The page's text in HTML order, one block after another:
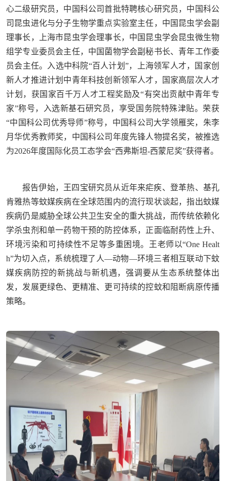
心二级研究员，中国科公司首批特聘核心研究员，中国科公
司昆虫进化与分子生物学重点实验室主任，中国昆虫学会副
理事长，上海市昆虫学会理事长，中国昆虫学会昆虫微生物
组学专业委员会主任，中国菌物学会副秘书长、青年工作委
员会主任。入选中科院“百人计划”，上海领军人才，国家创
新人才推进计划中青年科技创新领军人才，国家高层次人才
计划，获国家百千万人才工程奖励及“有突出贡献中青年专
家”称号，入选新基石研究员，享受国务院特殊津贴。荣获
“中国科公司优秀导师”称号，中国科公司大学领雁奖，朱李
月华优秀教师奖，中国科公司年度先锋人物提名奖，被推选
为2026年度国际化员工态学会“西弗斯坦-西蒙尼奖”获得者。
报告伊始，王四宝研究员从近年来疟疾、登革热、基孔
肯雅热等蚊媒疾病在全球范围内的流行现状谈起，指出蚊媒
疾病仍是威胁全球公共卫生安全的重大挑战，而传统依赖化
学杀虫剂和单一药物干预的防控体系，正面临耐药性上升、
环境污染和可持续性不足等多重困境。王老师以“One Healt
h”为切入点，系统梳理了人—动物—环境三者相互联动下蚊
媒疾病防控的新挑战与新机遇，强调要从生态系统整体出
发，发展更绿色、更精准、更可持续的控蚊和阻断病原传播
策略。